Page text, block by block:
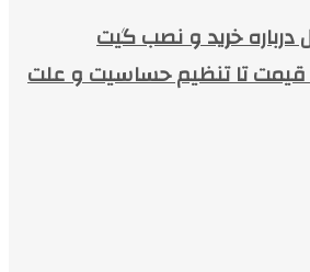
درباره خرید و نصب گیت
قیمت تا تنظیم حساسیت و علت